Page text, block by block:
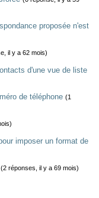
proposée n'est
il y a 62 mois)
d'une vue de liste
de téléphone (1
imposer un format de
(2 réponses, il y a 69 mois)